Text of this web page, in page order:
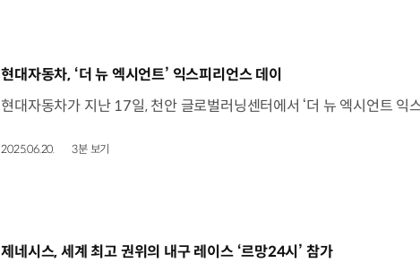
[동영상]
현대자동차, ‘더 뉴 엑시언트’ 익스피리언스 데이
2025.06.20. 3분 보기
[동영상]
제네시스, 세계 최고 권위의 내구 레이스 ‘르망24시’ 참가